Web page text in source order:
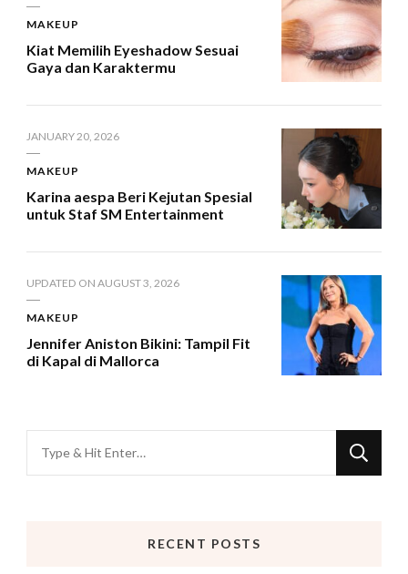
MAKEUP
Kiat Memilih Eyeshadow Sesuai
Gaya dan Karaktermu
JANUARY 20, 2026
MAKEUP
Karina aespa Beri Kejutan Spesial
untuk Staf SM Entertainment
UPDATED ON AUGUST 3, 2026
MAKEUP
Jennifer Aniston Bikini: Tampil Fit
di Kapal di Mallorca
for
RECENT POSTS